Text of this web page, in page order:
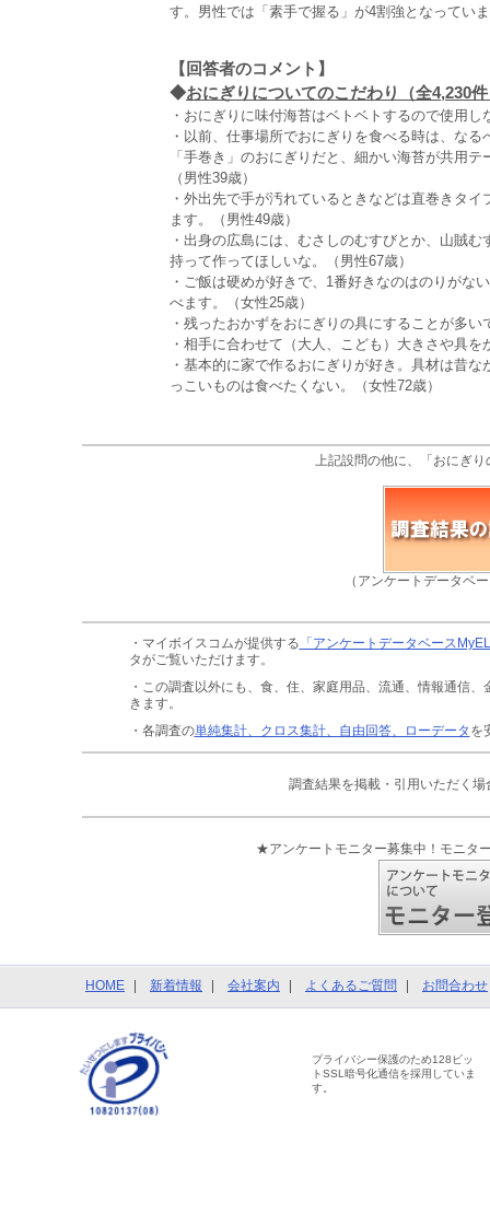
す。男性では「素手で握る」が4割強となってい
【回答者のコメント】
◆おにぎりについてのこだわり（全4,230
・おにぎりに味付海苔はベトベトするので使用
・以前、仕事場所でおにぎりを食べる時は、な
「手巻き」のおにぎりだと、細かい海苔が共用
（男性39歳）
・外出先で手が汚れているときなどは直巻きタ
ます。（男性49歳）
・出身の広島には、むさしのむすびとか、山賊
持って作ってほしいな。（男性67歳）
・ご飯は硬めが好きで、1番好きなのはのりがな
べます。（女性25歳）
・残ったおかずをおにぎりの具にすることが多
・相手に合わせて（大人、こども）大きさや具を
・基本的に家で作るおにぎりが好き。具材は昔
っこいものは食べたくない。（女性72歳）
上記設問の他に、「おにぎ
（アンケートデータベ
・マイボイスコムが提供する 「アンケートデータベース
タがご覧いただけます。
・この調査以外にも、食、住、家庭用品、流通、情報通信、
きます。
・各調査の単純集計、クロス集計、自由回答、ローデータ を
調査結果を掲載・引用いただく場
★アンケートモニター募集中！モニタ
HOME 新着情報 会社案内 よくあるご質問 お問合わせ
プライバシー保護のため128ビッ
トSSL暗号化通信を採用していま
す。